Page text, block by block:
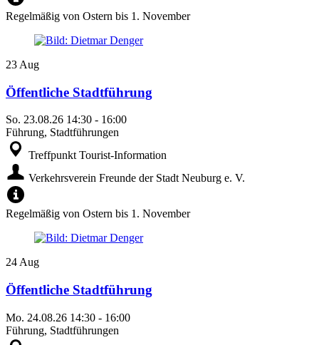
Regelmäßig von Ostern bis 1. November
23 Aug
Öffentliche Stadtführung
So. 23.08.26 14:30 - 16:00
Führung, Stadtführungen
Treffpunkt Tourist-Information
Verkehrsverein Freunde der Stadt Neuburg e. V.
Regelmäßig von Ostern bis 1. November
24 Aug
Öffentliche Stadtführung
Mo. 24.08.26 14:30 - 16:00
Führung, Stadtführungen